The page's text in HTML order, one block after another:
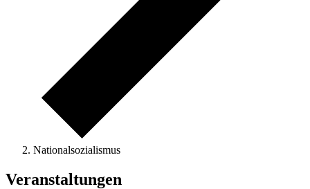
Nationalsozialismus
Veranstaltungen